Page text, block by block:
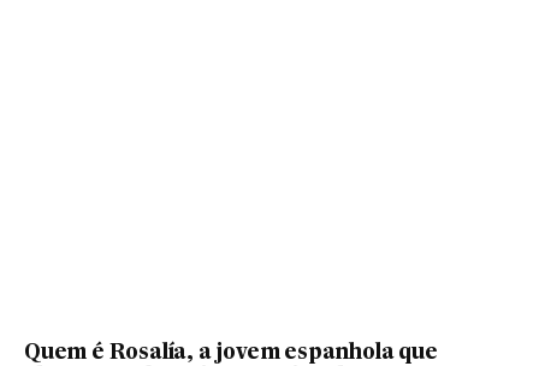
Quem é Rosalía, a jovem espanhola que